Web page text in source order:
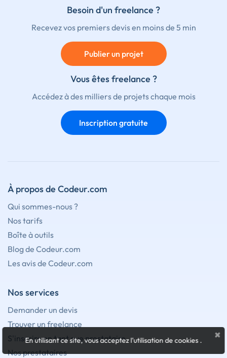
Besoin d'un freelance ?
Recevez vos premiers devis en moins de 5 min
Publier un projet
Vous êtes freelance ?
Accédez à des milliers de projets chaque mois
Inscription gratuite
À propos de Codeur.com
Qui sommes-nous ?
Nos tarifs
Boîte à outils
Blog de Codeur.com
Les avis de Codeur.com
Nos services
Demander un devis
Trouver un freelance
S'inscrire en tant que prestataire
Nos prestataires
×
En utilisant ce site, vous acceptez l'utilisation de cookies.